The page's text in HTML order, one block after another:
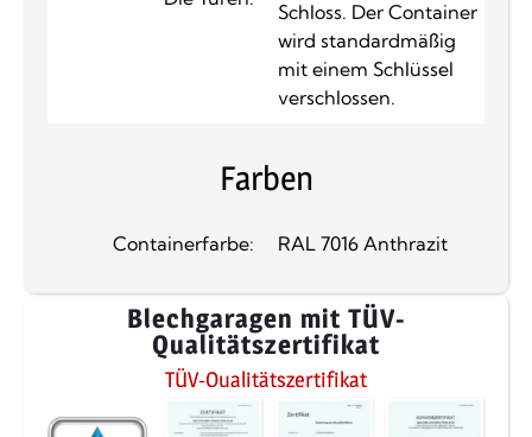
Schloss. Der Container
wird standardmäßig
mit einem Schlüssel
verschlossen.
Farben
Containerfarbe: RAL 7016 Anthrazit
Blechgaragen mit TÜV-
Qualitätszertifikat
TÜV-Qualitätszertifikat